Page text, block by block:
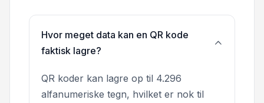
Hvor meget data kan en QR kode
faktisk lagre?
QR koder kan lagre op til 4.296
alfanumeriske tegn, hvilket er nok til